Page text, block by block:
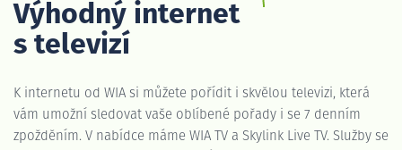
Výhodný internet
s televizí
K internetu od WIA si můžete pořídit i skvělou televizi, která
vám umožní sledovat vaše oblíbené pořady i se 7 denním
zpožděním. V nabídce máme WIA TV a Skylink Live TV. Služby se